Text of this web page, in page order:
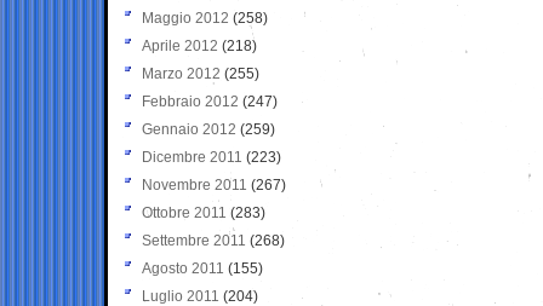
Maggio 2012 (258)
Aprile 2012 (218)
Marzo 2012 (255)
Febbraio 2012 (247)
Gennaio 2012 (259)
Dicembre 2011 (223)
Novembre 2011 (267)
Ottobre 2011 (283)
Settembre 2011 (268)
Agosto 2011 (155)
Luglio 2011 (204)